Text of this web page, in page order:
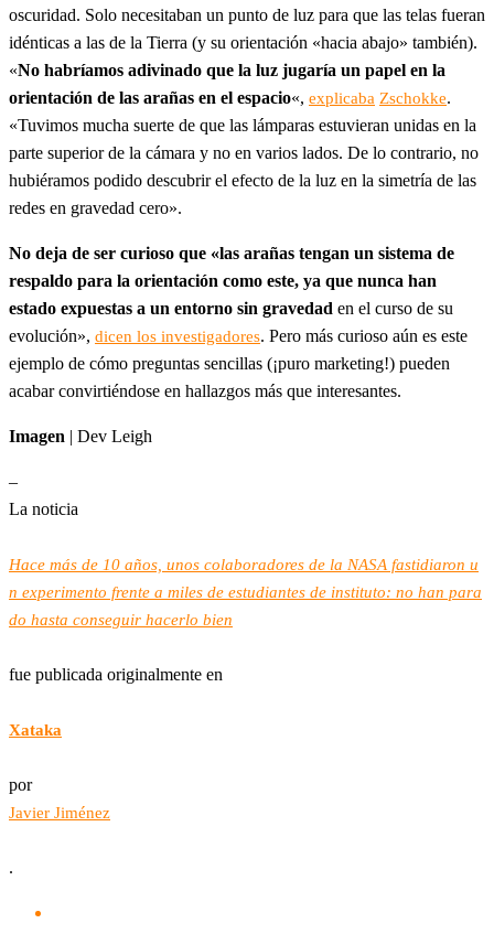
oscuridad. Solo necesitaban un punto de luz para que las telas fueran
idénticas a las de la Tierra (y su orientación «hacia abajo» también).
«No habríamos adivinado que la luz jugaría un papel en la
orientación de las arañas en el espacio«, explicaba Zschokke.
«Tuvimos mucha suerte de que las lámparas estuvieran unidas en la
parte superior de la cámara y no en varios lados. De lo contrario, no
hubiéramos podido descubrir el efecto de la luz en la simetría de las
redes en gravedad cero».
No deja de ser curioso que «las arañas tengan un sistema de
respaldo para la orientación como este, ya que nunca han
estado expuestas a un entorno sin gravedad en el curso de su
evolución», dicen los investigadores. Pero más curioso aún es este
ejemplo de cómo preguntas sencillas (¡puro marketing!) pueden
acabar convirtiéndose en hallazgos más que interesantes.
Imagen | Dev Leigh
–
La noticia
Hace más de 10 años, unos colaboradores de la NASA fastidiaron u
n experimento frente a miles de estudiantes de instituto: no han para
do hasta conseguir hacerlo bien
fue publicada originalmente en
Xataka
por
Javier Jiménez
.